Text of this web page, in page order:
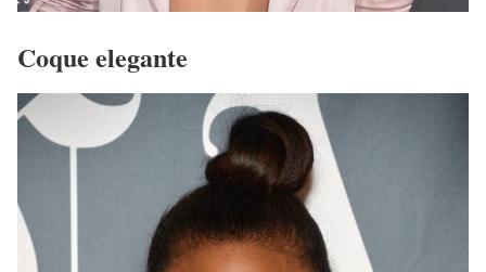
Coque elegante